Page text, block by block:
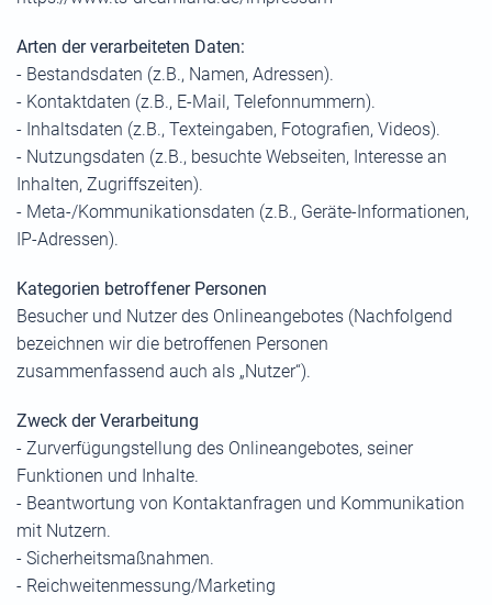
Arten der verarbeiteten Daten:
- Bestandsdaten (z.B., Namen, Adressen).
- Kontaktdaten (z.B., E-Mail, Telefonnummern).
- Inhaltsdaten (z.B., Texteingaben, Fotografien, Videos).
- Nutzungsdaten (z.B., besuchte Webseiten, Interesse an
Inhalten, Zugriffszeiten).
- Meta-/Kommunikationsdaten (z.B., Geräte-Informationen,
IP-Adressen).
Kategorien betroffener Personen
Besucher und Nutzer des Onlineangebotes (Nachfolgend
bezeichnen wir die betroffenen Personen
zusammenfassend auch als „Nutzer“).
Zweck der Verarbeitung
- Zurverfügungstellung des Onlineangebotes, seiner
Funktionen und Inhalte.
- Beantwortung von Kontaktanfragen und Kommunikation
mit Nutzern.
- Sicherheitsmaßnahmen.
- Reichweitenmessung/Marketing